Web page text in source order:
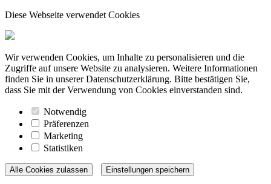
Diese Webseite verwendet Cookies
Wir verwenden Cookies, um Inhalte zu personalisieren und die
Zugriffe auf unsere Website zu analysieren. Weitere Informationen
finden Sie in unserer Datenschutzerklärung. Bitte bestätigen Sie,
dass Sie mit der Verwendung von Cookies einverstanden sind.
Notwendig
Präferenzen
Marketing
Statistiken